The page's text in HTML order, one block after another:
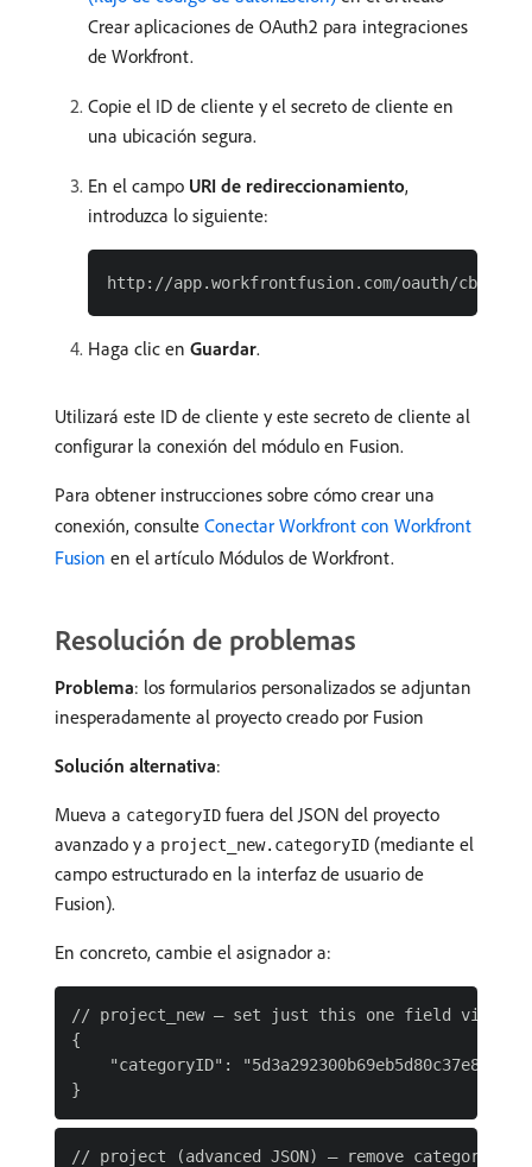
Crear aplicaciones de OAuth2 para integraciones
de Workfront.
Copie el ID de cliente y el secreto de cliente en
una ubicación segura.
En el campo URI de redireccionamiento,
introduzca lo siguiente:
Haga clic en Guardar.
Utilizará este ID de cliente y este secreto de cliente al
configurar la conexión del módulo en Fusion.
Para obtener instrucciones sobre cómo crear una
conexión, consulte Conectar Workfront con Workfront
Fusion en el artículo Módulos de Workfront.
Resolución de problemas
Problema: los formularios personalizados se adjuntan
inesperadamente al proyecto creado por Fusion
Solución alternativa:
Mueva a categoryID fuera del JSON del proyecto
avanzado y a project_new.categoryID (mediante el
campo estructurado en la interfaz de usuario de
Fusion).
En concreto, cambie el asignador a:
// project_new — set just this one field via the
{
"categoryID":
// project (advanced JSON) — remove categoryID